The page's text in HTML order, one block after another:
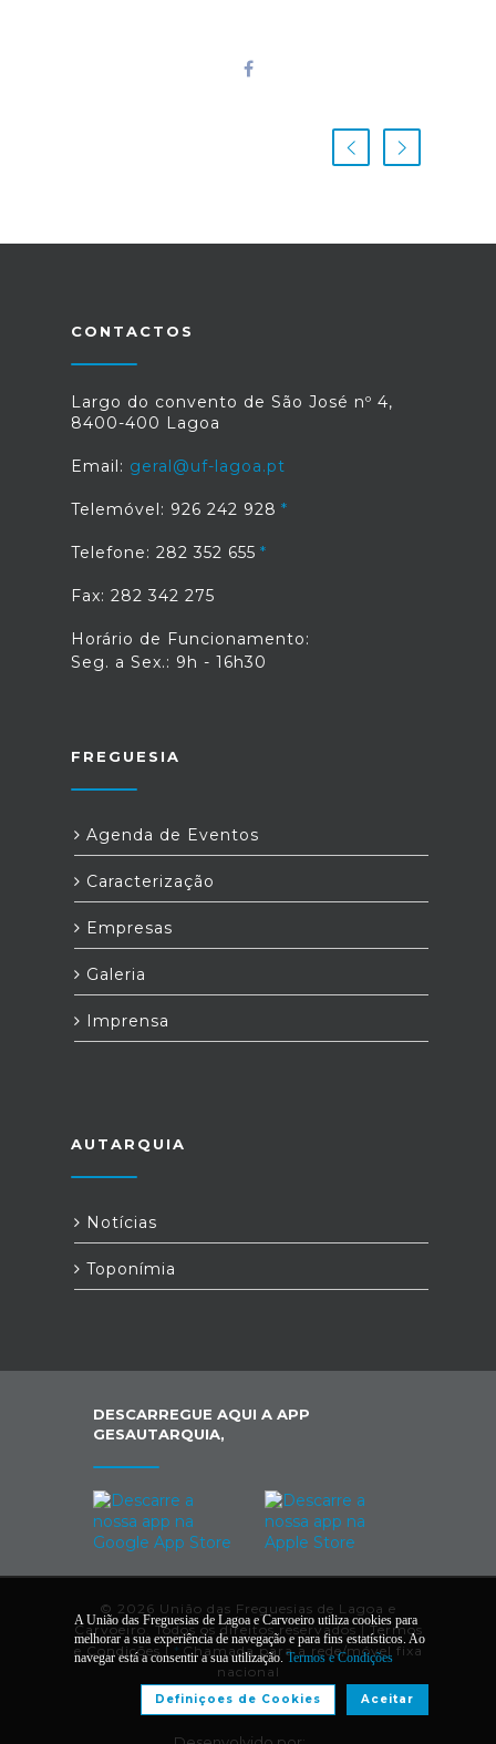
CONTACTOS
Largo do convento de São José nº 4,
8400-400 Lagoa
Email: geral@uf-lagoa.pt
Telemóvel: 926 242 928
Telefone: 282 352 655
Fax: 282 342 275
Horário de Funcionamento:
Seg. a Sex.: 9h - 16h30
FREGUESIA
Agenda de Eventos
Caracterização
Empresas
Galeria
Imprensa
AUTARQUIA
Notícias
Toponímia
DESCARREGUE AQUI A APP
GESAUTARQUIA,
© 2026 União das Freguesias de Lagoa e
Carvoeiro. Todos os direitos reservados |Termos
e Condições | * Chamada para a rede/móvel fixa
nacional
A União das Freguesias de Lagoa e Carvoeiro utiliza cookies para
melhorar a sua experiência de navegação e para fins estatísticos. Ao
navegar está a consentir a sua utilização.Termos e Condições
Aceitar
Definiçoes de Cookies